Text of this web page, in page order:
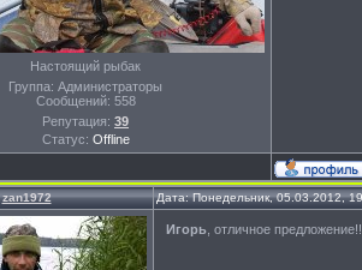
Настоящий рыбак
Группа: Администраторы
Сообщений: 558
Репутация: 39
Статус: Offline
zan1972 Дата: Понедельник, 05.03.2012,
Игорь , отличное